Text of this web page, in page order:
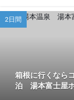
2日間
箱根に行くなら
泊 湯本富士屋ホ